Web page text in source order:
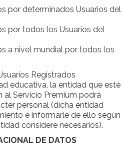
por determinados Usuarios del
por todos los Usuarios del
a nivel mundial por todos los
Registrados
educativa, la entidad que esté
al Servicio Premium podrá
personal (dicha entidad
e informarle de ello según
considere necesarios).
DE DATOS